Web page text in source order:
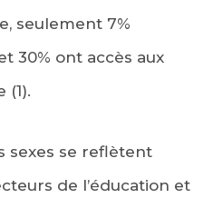
seulement 7%
30% ont accès aux
(1).
sexes se reflètent
de l’éducation et